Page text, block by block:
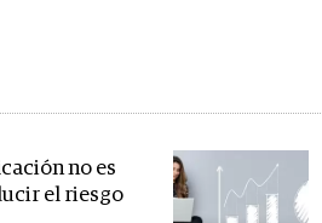
no es
el riesgo